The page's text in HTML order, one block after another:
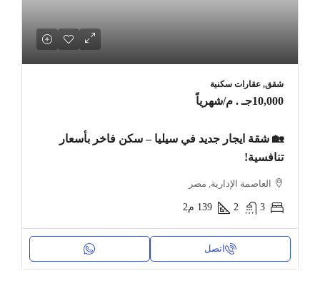
شقق, عقارات سكنية
10,000جـ . م /شهرياً
🏡 شقة ايجار جديد في سيليا – سكن فاخر بأسعار
تنافسية!
العاصمة الإدارية, مصر
3
2
139 م2
اتصل